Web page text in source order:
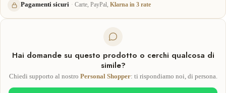
Pagamenti sicuri Carte, PayPal, Klarna in 3 rate
Hai domande su questo prodotto o cerchi qualcosa di
simile?
Chiedi supporto al nostro Personal Shopper: ti rispondiamo noi, di persona.